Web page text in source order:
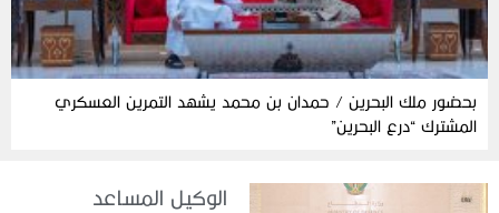
بحضور ملك البحرين / حمدان بن محمد يشهد التمرين العسكري
المشترك “درع البحرين”
الوكيل المساعد